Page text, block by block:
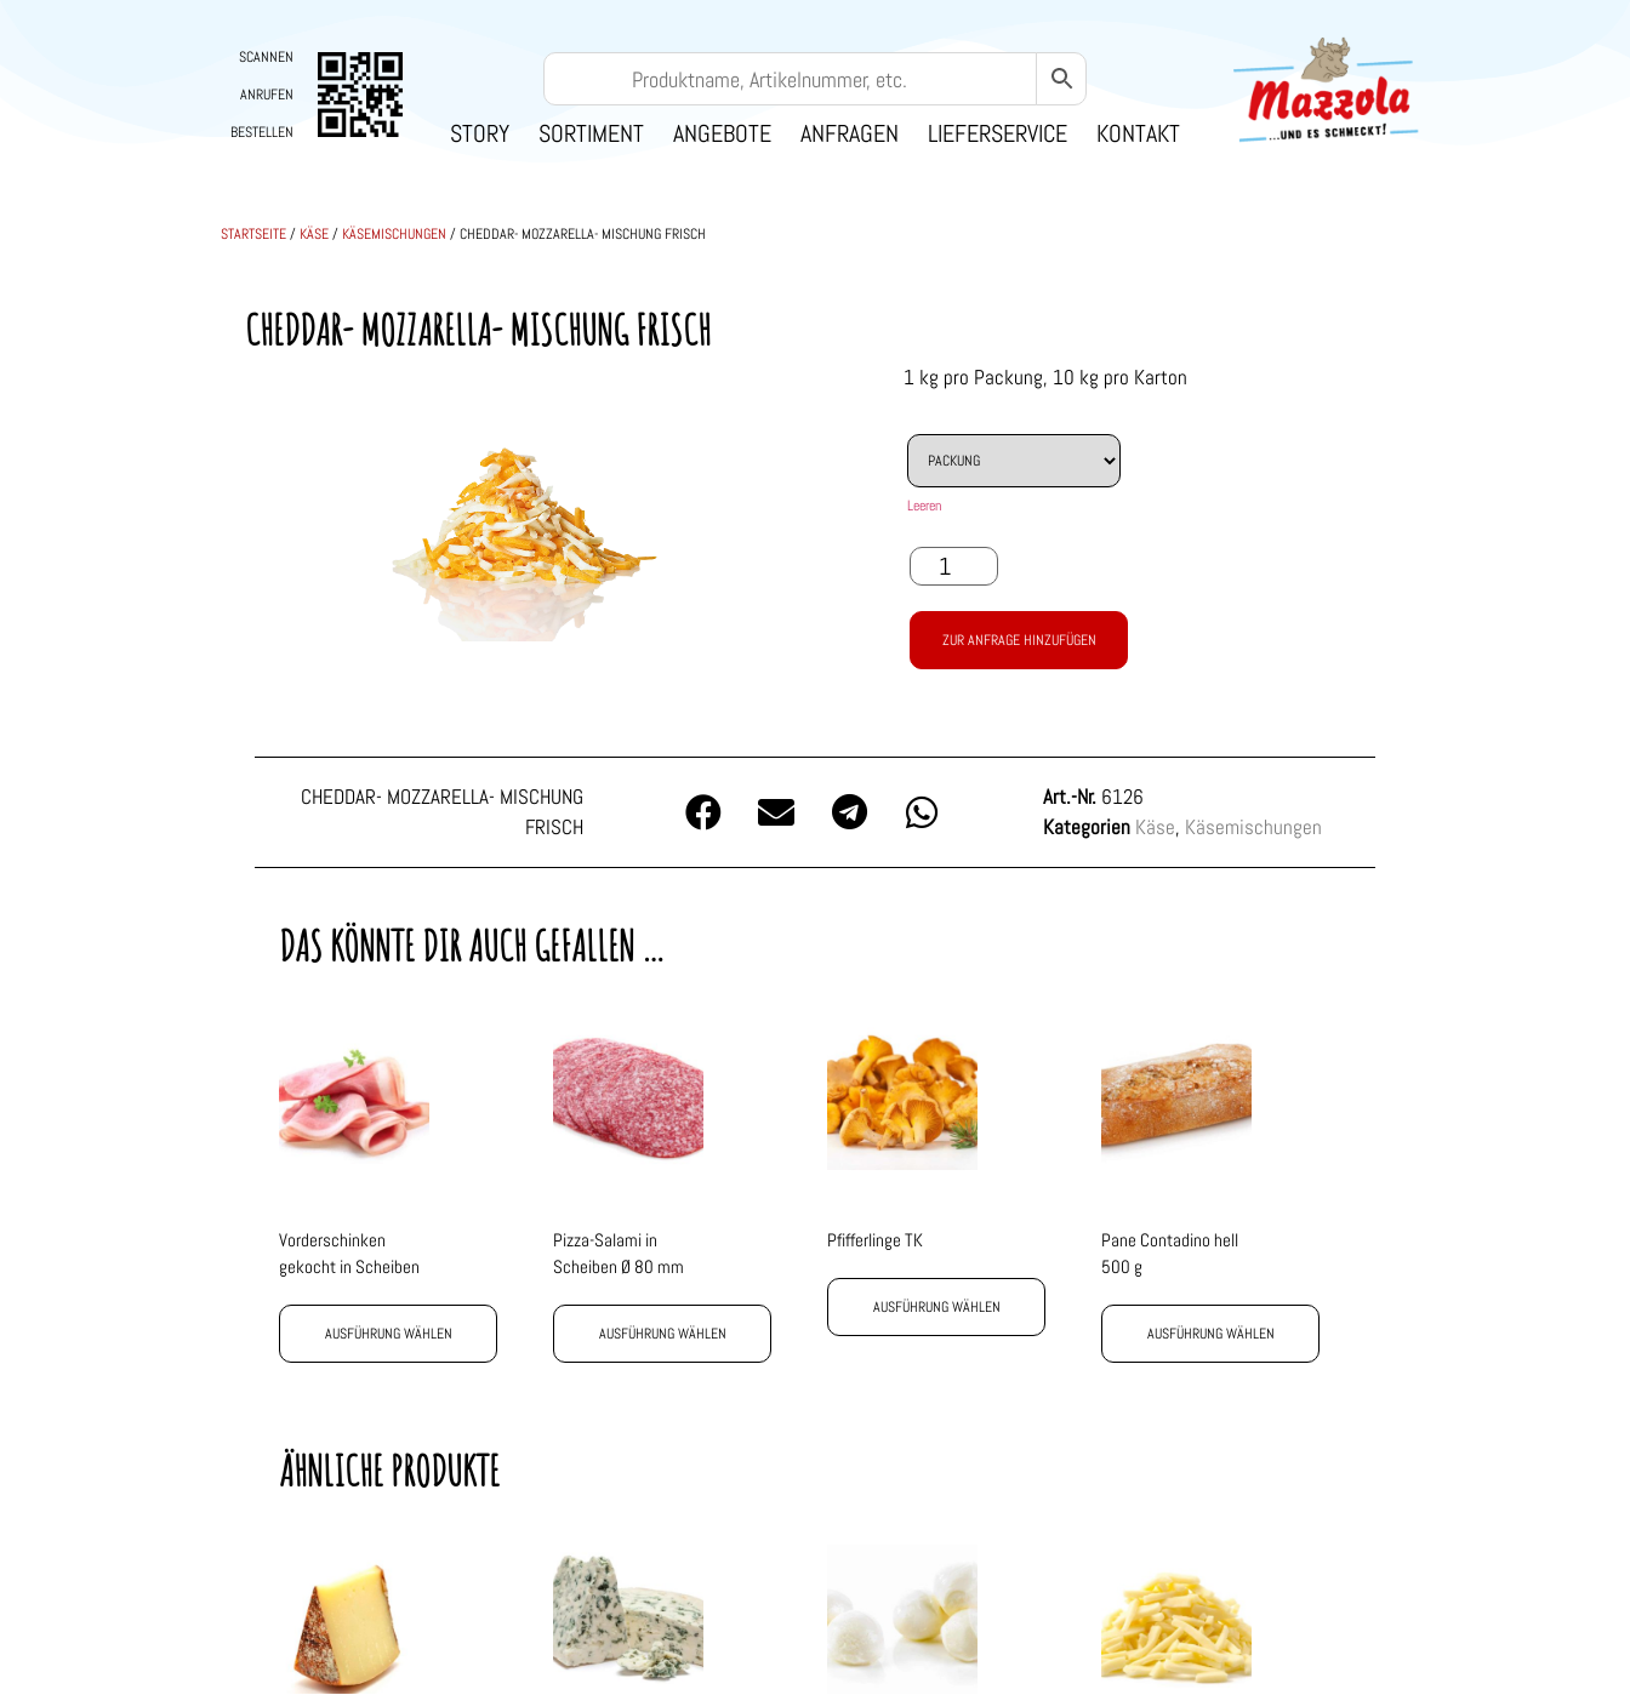
SCANNEN
ANRUFEN
BESTELLEN
STORY SORTIMENT ANGEBOTE ANFRAGEN LIEFERSERVICE KONTAKT
STARTSEITE/ KÄSE/ KÄSEMISCHUNGEN / CHEDDAR- MOZZARELLA- MISCHUNG FRISCH
CHEDDAR- MOZZARELLA- MISCHUNG FRISCH
1 kg pro Packung, 10 kg pro Karton
Leeren
ZUR ANFRAGE HINZUFÜGEN
CHEDDAR- MOZZARELLA- MISCHUNG
FRISCH
Art.-Nr. 6126
Kategorien Käse, Käsemischungen
DAS KÖNNTE DIR AUCH GEFALLEN …
Vorderschinken
gekocht in Scheiben
AUSFÜHRUNG WÄHLEN
Pizza-Salami in
Scheiben Ø 80 mm
AUSFÜHRUNG WÄHLEN
Pfifferlinge TK
AUSFÜHRUNG WÄHLEN
Pane Contadino hell
500 g
AUSFÜHRUNG WÄHLEN
ÄHNLICHE PRODUKTE